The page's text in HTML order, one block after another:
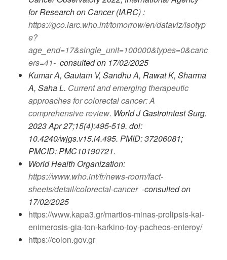
for Research on Cancer (IARC) :
https://gco.iarc.who.int/tomorrow/en/dataviz/isotyp
e?
age_end=17&single_unit=100000&types=0&canc
ers=41-consulted on 17/02/2025
Kumar A, Gautam V, Sandhu A, Rawat K, Sharma
A, Saha L. Current and emerging therapeutic
approaches for colorectal cancer: A
comprehensive review. World J Gastrointest Surg.
2023 Apr 27;15(4):495-519. doi:
10.4240/wjgs.v15.i4.495. PMID: 37206081;
PMCID: PMC10190721.
World Health Organization:
https://www.who.int/fr/news-room/fact-
sheets/detail/colorectal-cancer-consulted on
17/02/2025
https://www.kapa3.gr/martios-minas-prolipsis-kai-
enimerosis-gia-ton-karkino-toy-pacheos-enteroy/
https://colon.gov.gr